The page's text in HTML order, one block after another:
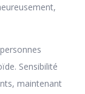
Sensibilité
maintenant